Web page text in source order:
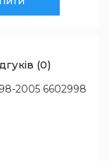
(0)
2005 6602998